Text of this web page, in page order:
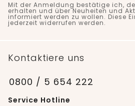
Mit der Anmeldung bestätige ich,
erhalten und über Neuheiten und
informiert werden zu wollen. Diese
jederzeit widerrufen werden.
Kontaktiere uns
0800 / 5 654 222
Service Hotline